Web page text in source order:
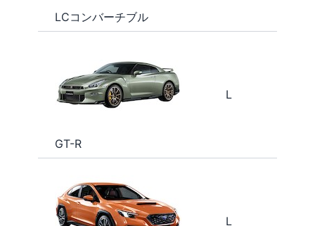
LCコンバーチブル
GT-R
L
L